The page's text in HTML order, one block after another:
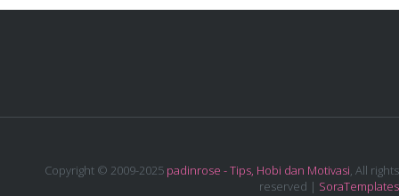
Copyright © 2009-2025 padinrose - Tips, Hobi dan Motivasi, All rights
reserved | SoraTemplates